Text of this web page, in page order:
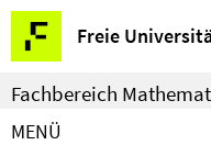
Springe
direkt
zu
Inhalt
Freie
Service-
Navigation
Fachbereich
MENÜ